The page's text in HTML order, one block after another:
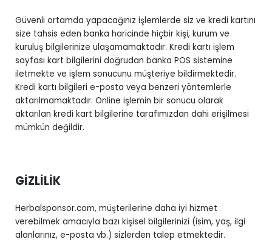
Güvenli ortamda yapacağınız işlemlerde siz ve kredi kartını
size tahsis eden banka haricinde hiçbir kişi, kurum ve
kuruluş bilgilerinize ulaşamamaktadır. Kredi kartı işlem
sayfası kart bilgilerini doğrudan banka POS sistemine
iletmekte ve işlem sonucunu müşteriye bildirmektedir.
Kredi kartı bilgileri e-posta veya benzeri yöntemlerle
aktarılmamaktadır. Online işlemin bir sonucu olarak
aktarılan kredi kart bilgilerine tarafımızdan dahi erişilmesi
mümkün değildir.
GİZLİLİK
Herbalsponsor.com, müşterilerine daha iyi hizmet
verebilmek amacıyla bazı kişisel bilgilerinizi (isim, yaş, ilgi
alanlarınız, e-posta vb.) sizlerden talep etmektedir.